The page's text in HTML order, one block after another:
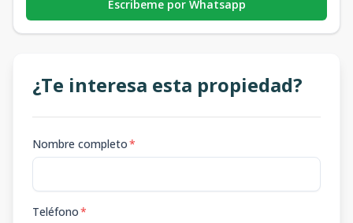
Escribeme por Whatsapp
¿Te interesa esta propiedad?
Nombre completo*
Teléfono*